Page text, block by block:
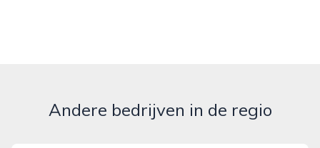
Andere bedrijven in de regio